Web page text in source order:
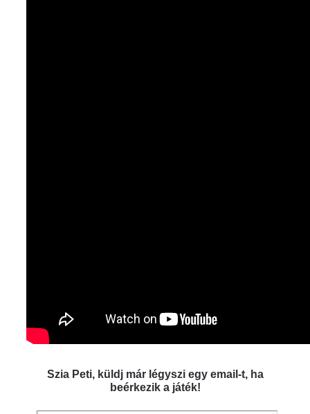
Szia Peti, küldj már légyszi egy email-t, ha
beérkezik a játék!